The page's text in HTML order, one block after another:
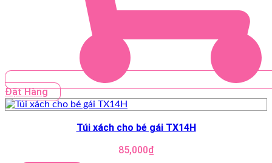
Đặt Hàng
Túi xách cho bé gái TX14H
85,000₫